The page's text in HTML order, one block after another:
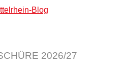
2026/27